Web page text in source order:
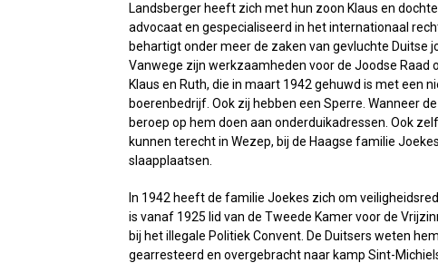
Landsberger heeft zich met hun zoon Klaus en
advocaat en gespecialiseerd in het internationaal
behartigt onder meer de zaken van gevluchte Duitse
Vanwege zijn werkzaamheden voor de Joodse Raad
Klaus en Ruth, die in maart 1942 gehuwd is met een
boerenbedrijf. Ook zij hebben een Sperre. Wanneer
beroep op hem doen aan onderduikadressen. Ook
kunnen terecht in Wezep, bij de Haagse familie
slaapplaatsen.
In 1942 heeft de familie Joekes zich om
is vanaf 1925 lid van de Tweede Kamer voor de
bij het illegale Politiek Convent. De Duitsers weten
gearresteerd en overgebracht naar kamp Sint-